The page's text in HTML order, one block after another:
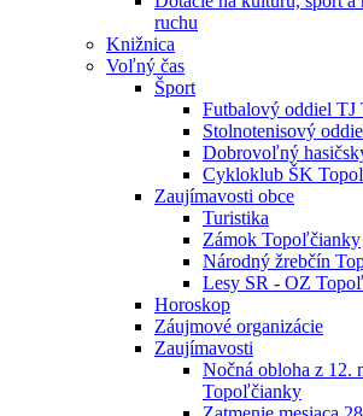
ruchu
Knižnica
Voľný čas
Šport
Futbalový oddiel TJ
Stolnotenisový
Dobrovoľný
Cykloklub ŠK
Zaujímavosti obce
Turistika
Zámok Topoľčianky
Národný žrebčín
Lesy SR - OZ
Horoskop
Záujmové organizácie
Zaujímavosti
Nočná obloha z 12.
Topoľčianky